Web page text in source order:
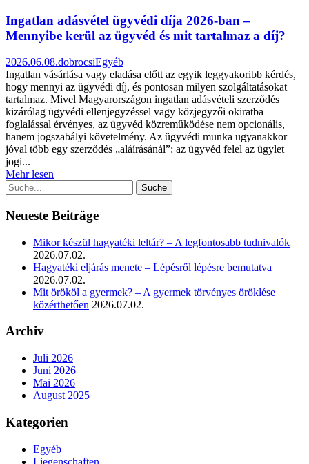
Ingatlan adásvétel ügyvédi díja 2026-ban –
Mennyibe kerül az ügyvéd és mit tartalmaz a díj?
2026.06.08.dobrocsiEgyéb
Ingatlan vásárlása vagy eladása előtt az egyik leggyakoribb kérdés,
hogy mennyi az ügyvédi díj, és pontosan milyen szolgáltatásokat
tartalmaz. Mivel Magyarországon ingatlan adásvételi szerződés
kizárólag ügyvédi ellenjegyzéssel vagy közjegyzői okiratba
foglalással érvényes, az ügyvéd közreműködése nem opcionális,
hanem jogszabályi követelmény. Az ügyvédi munka ugyanakkor
jóval több egy szerződés „aláírásánál”: az ügyvéd felel az ügylet
jogi...
Mehr lesen
Neueste Beiträge
Mikor készül hagyatéki leltár? – A legfontosabb tudnivalók
2026.07.02.
Hagyatéki eljárás menete – Lépésről lépésre bemutatva
2026.07.02.
Mit örököl a gyermek? – A gyermek törvényes öröklése
közérthetően 2026.07.02.
Archiv
Juli 2026
Juni 2026
Mai 2026
August 2025
Kategorien
Egyéb
Liegenschaften